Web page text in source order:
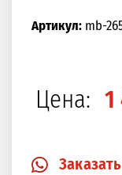
Артикул:mb-
Цена: